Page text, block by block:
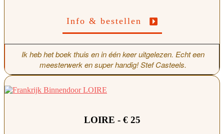
Info & bestellen
Ik heb het boek thuis en in één keer uitgelezen. Echt een
meesterwerk en super handig! Stef Casteels.
LOIRE - € 25